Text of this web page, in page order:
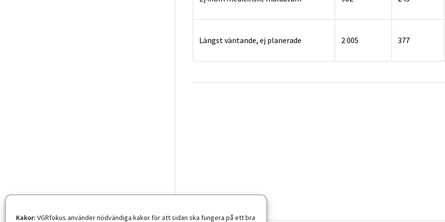
Kakor: VGRfokus använder nödvändiga kakor för att sidan ska fungera på ett bra
Längst väntande, ej planerade 2 005 377